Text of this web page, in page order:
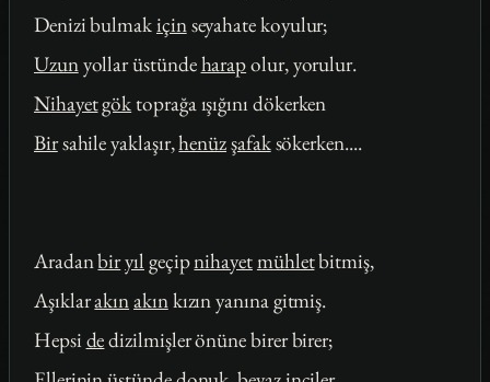
Denizi bulmakiçinseyahate koyulur;
Uzunyollar üstündeharapolur, yorulur.
Nihayetgök toprağa ışığını dökerken
Birsahile yaklaşır,henüzşafaksökerken....
Aradanbiryıl geçipnihayetmühletbitmiş,
Aşıklarakınakınkızın yanına gitmiş.
Hepsi dedizilmişler önüne birer birer;